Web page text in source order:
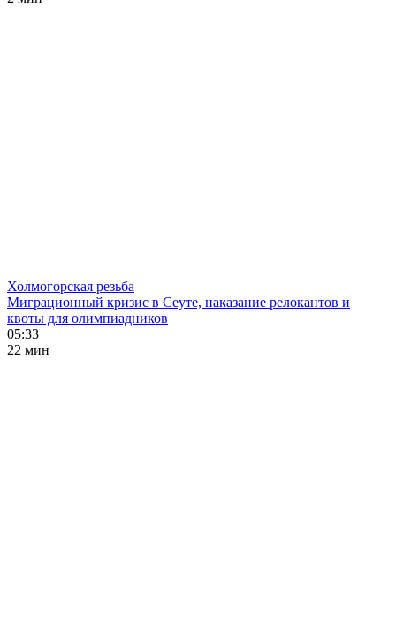
Холмогорская резьба
Миграционный кризис в Сеуте, наказание релокантов и
квоты для олимпиадников
05:33
22 мин